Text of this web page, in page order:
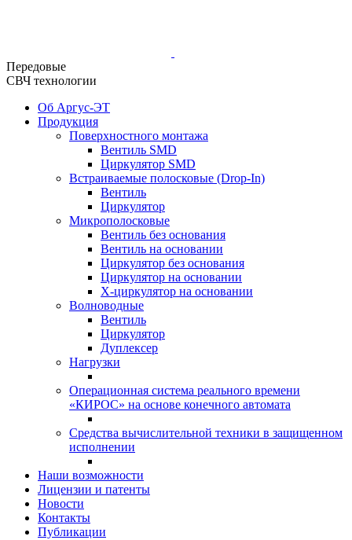
Передовые
СВЧ технологии
Об Аргус-ЭТ
Продукция
Поверхностного монтажа
Вентиль SMD
Циркулятор SMD
Встраиваемые полосковые (Drop-In)
Вентиль
Циркулятор
Микрополосковые
Вентиль без основания
Вентиль на основании
Циркулятор без основания
Циркулятор на основании
Х-циркулятор на основании
Волноводные
Вентиль
Циркулятор
Дуплексер
Нагрузки
Операционная система реального времени
«КИРОС» на основе конечного автомата
Средства вычислительной техники в защищенном
исполнении
Наши возможности
Лицензии и патенты
Новости
Контакты
Публикации